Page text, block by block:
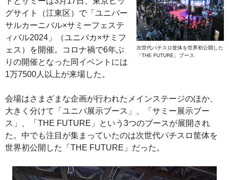
次世代パチスロ筐体を世界初公開した
「THE FUTURE」ブース
グサイト（江東区）で「ユニバー
サルカーニバル×サミーフェステ
ィバル2024」（ユニバカ×サミフ
ェス）を開催。コロナ禍で6年ぶ
りの開催となった同イベントには
1万7500人以上が来場した。
会場はさまざまな企画が行われたメインステージのほか、
大きく分けて「ユニバ展示ブース」、「サミー展示ブー
ス」、「THE FUTURE」という3つのブースが展開され
た。中でも注目が集まっていたのは次世代パチスロ筐体を
世界初公開した「THE FUTURE」だった。